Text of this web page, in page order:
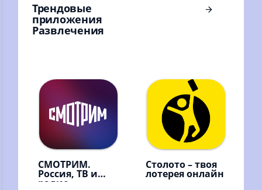
Трендовые
приложения
Развлечения
СМОТРИМ.
Россия, ТВ и
радио
Столото – твоя
лотерея онлайн